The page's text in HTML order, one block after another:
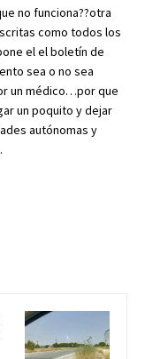
no funciona??otra
como todos los
el el boletín de
sea o no sea
un médico…por que
un poquito y dejar
autónomas y